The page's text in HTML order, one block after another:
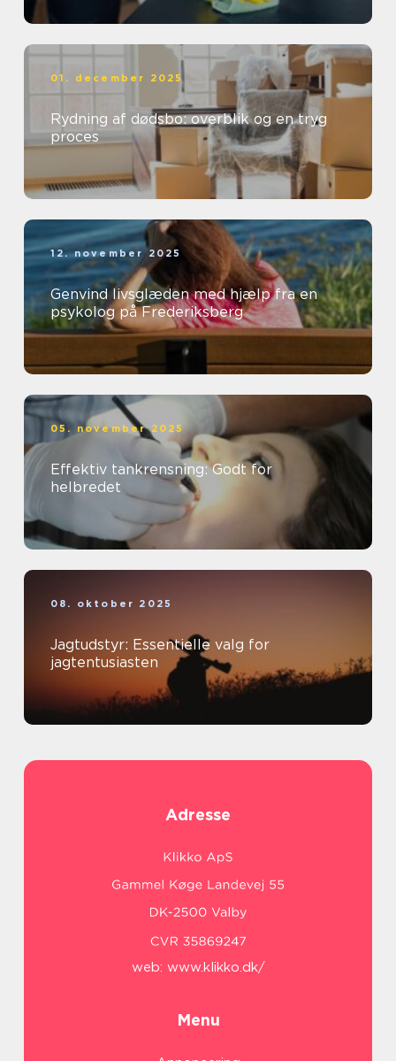
01. december 2025
Rydning af dødsbo: overblik og en tryg
proces
12. november 2025
Genvind livsglæden med hjælp fra en
psykolog på Frederiksberg
05. november 2025
Effektiv tankrensning: Godt for
helbredet
08. oktober 2025
Jagtudstyr: Essentielle valg for
jagtentusiasten
Adresse
web: www.klikko.dk/
Menu